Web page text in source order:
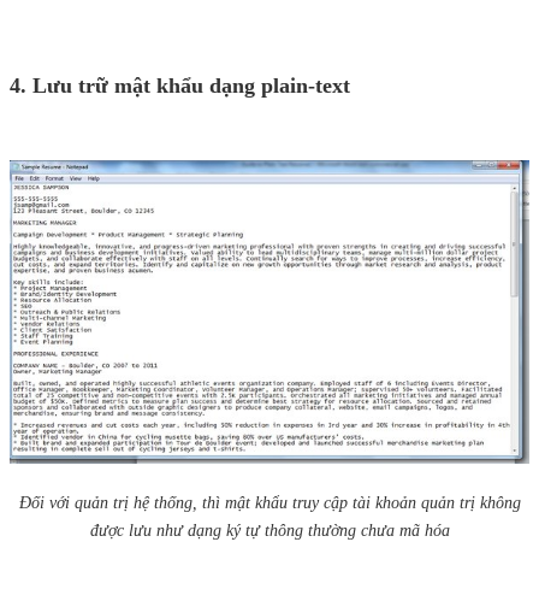
4. Lưu trữ mật khẩu dạng plain-text
Đối với quản trị hệ thống, thì mật khẩu truy cập tài khoản quản trị không
được lưu như dạng ký tự thông thường chưa mã hóa